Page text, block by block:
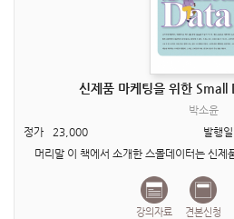
신제품 마케팅을 위한 Small
박소윤
정가
23,000 발행일
강의자료 견본신청